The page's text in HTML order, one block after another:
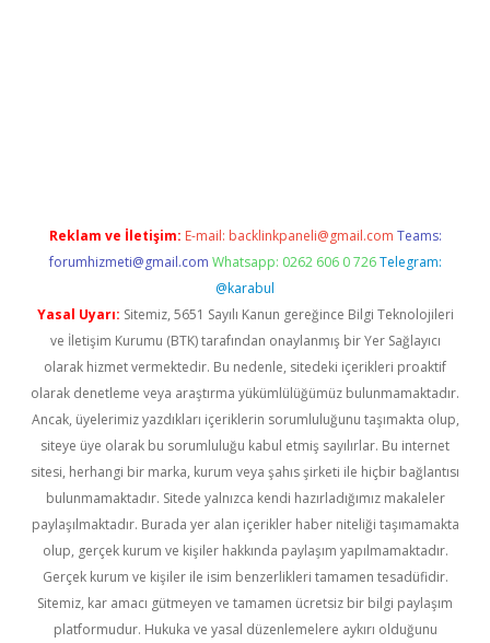
Reklam ve İletişim: E-mail: backlinkpaneli@gmail.com Teams:
forumhizmeti@gmail.com Whatsapp: 0262 606 0 726 Telegram:
@karabul
Yasal Uyarı: Sitemiz, 5651 Sayılı Kanun gereğince Bilgi Teknolojileri
ve İletişim Kurumu (BTK) tarafından onaylanmış bir Yer Sağlayıcı
olarak hizmet vermektedir. Bu nedenle, sitedeki içerikleri proaktif
olarak denetleme veya araştırma yükümlülüğümüz bulunmamaktadır.
Ancak, üyelerimiz yazdıkları içeriklerin sorumluluğunu taşımakta olup,
siteye üye olarak bu sorumluluğu kabul etmiş sayılırlar. Bu internet
sitesi, herhangi bir marka, kurum veya şahıs şirketi ile hiçbir bağlantısı
bulunmamaktadır. Sitede yalnızca kendi hazırladığımız makaleler
paylaşılmaktadır. Burada yer alan içerikler haber niteliği taşımamakta
olup, gerçek kurum ve kişiler hakkında paylaşım yapılmamaktadır.
Gerçek kurum ve kişiler ile isim benzerlikleri tamamen tesadüfidir.
Sitemiz, kar amacı gütmeyen ve tamamen ücretsiz bir bilgi paylaşım
platformudur. Hukuka ve yasal düzenlemelere aykırı olduğunu